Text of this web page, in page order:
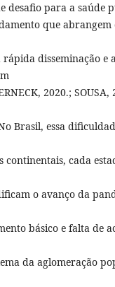
desafio para a saúde
que
disseminação e
2020.; SOUSA,
Brasil, essa
continentais, cada
o avanço da
básico e falta de
da aglomeração